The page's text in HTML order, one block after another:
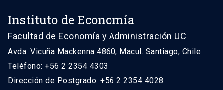
Instituto de Economía
Facultad de Economía y Administración UC
Avda. Vicuña Mackenna 4860, Macul. Santiago, Chile
Teléfono: +56 2 2354 4303
Dirección de Postgrado: +56 2 2354 4028